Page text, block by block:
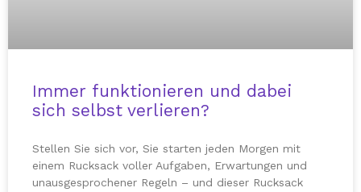
Immer funktionieren und dabei
sich selbst verlieren?
Stellen Sie sich vor, Sie starten jeden Morgen mit
einem Rucksack voller Aufgaben, Erwartungen und
unausgesprochener Regeln – und dieser Rucksack